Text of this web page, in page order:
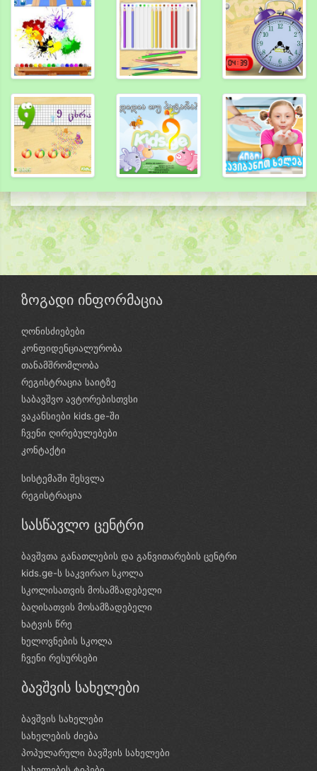
ზოგადი ინფორმაცია
ღონისძიებები
კონფიდენციალურობა
თანამშრომლობა
რეგისტრაცია საიტზე
საბავშვო ავტორებისთვსი
ვაკანსიები kids.ge-ში
ჩვენი ღირებულებები
კონტაქტი
სისტემაში შესვლა
რეგისტრაცია
სასწავლო ცენტრი
ბავშვთა განათლების და განვითარების ცენტრი
kids.ge-ს საკვირაო სკოლა
სკოლისათვის მოსამზადებელი
ბაღისათვის მოსამზადებელი
ხატვის წრე
ხელოვნების სკოლა
ჩვენი რესურსები
ბავშვის სახელები
ბავშვის სახელები
სახელების ძიება
პოპულარული ბავშვის სახელები